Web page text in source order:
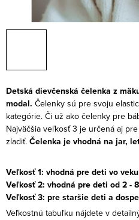
Detská dievčenská čelenka z
modal. Čelenky sú pre svoju
kategórie. Či už ako čelenky pre
Najväčšia veľkosť 3 je určená aj
zladiť. Čelenka je vhodná na jar,
Veľkosť 1: vhodná pre deti vo
Veľkosť 2: vhodná pre deti od 2 -
Veľkosť 3: pre staršie deti a
Veľkostnú tabuľku nájdete v